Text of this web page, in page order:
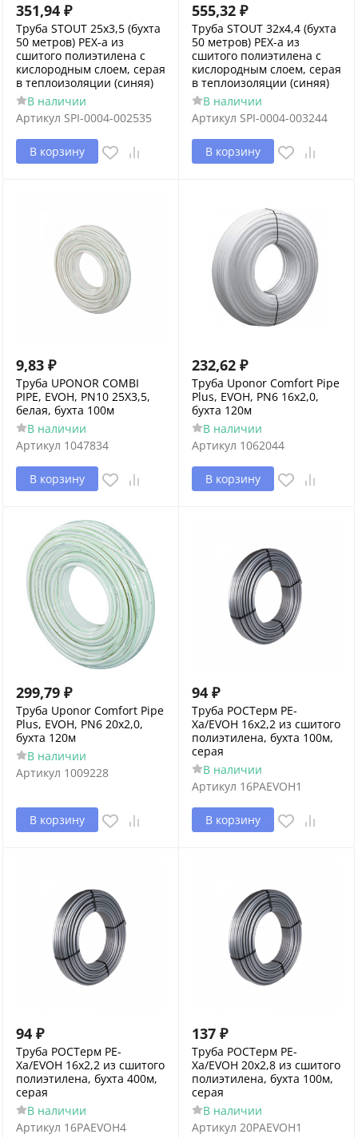
351,94 ₽
Труба STOUT 25х3,5 (бухта
50 метров) PEX-a из
сшитого полиэтилена с
кислородным слоем, серая
в теплоизоляции (синяя)
В наличии
Артикул SPI-0004-002535
В корзину
555,32 ₽
Труба STOUT 32х4,4 (бухта
50 метров) PEX-a из
сшитого полиэтилена с
кислородным слоем, серая
в теплоизоляции (синяя)
В наличии
Артикул SPI-0004-003244
В корзину
9,83 ₽
Труба UPONOR COMBI
PIPE, EVOH, PN10 25X3,5,
белая, бухта 100м
В наличии
Артикул 1047834
В корзину
232,62 ₽
Труба Uponor Comfort Pipe
Plus, EVOH, PN6 16x2,0,
бухта 120м
В наличии
Артикул 1062044
В корзину
299,79 ₽
Труба Uponor Comfort Pipe
Plus, EVOH, PN6 20x2,0,
бухта 120м
В наличии
Артикул 1009228
В корзину
94 ₽
Труба РОСТерм PE-
Xa/EVOH 16х2,2 из сшитого
полиэтилена, бухта 100м,
серая
В наличии
Артикул 16PAEVOH1
В корзину
94 ₽
Труба РОСТерм PE-
Xa/EVOH 16х2,2 из сшитого
полиэтилена, бухта 400м,
серая
В наличии
Артикул 16PAEVOH4
137 ₽
Труба РОСТерм PE-
Xa/EVOH 20х2,8 из сшитого
полиэтилена, бухта 100м,
серая
В наличии
Артикул 20PAEVOH1